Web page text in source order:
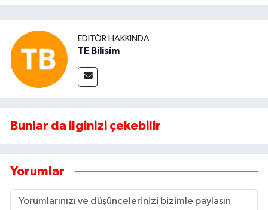
EDITÖR HAKKINDA
TE Bilisim
Bunlar da ilginizi çekebilir
Yorumlar